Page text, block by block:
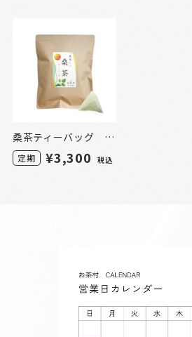
桑茶ティーバッグ 100包（定期）
定期 ¥3,300 税込